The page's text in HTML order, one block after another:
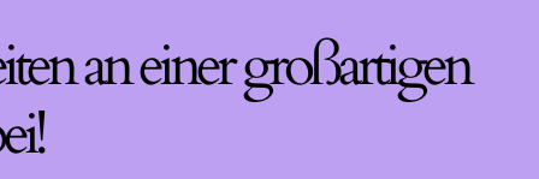
an einer großartigen